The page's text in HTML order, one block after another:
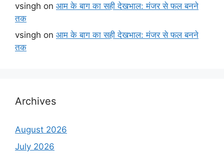
vsingh on आम के बाग का सही देखभाल: मंजर से फल बनने
तक
vsingh on आम के बाग का सही देखभाल: मंजर से फल बनने
तक
Archives
August 2026
July 2026